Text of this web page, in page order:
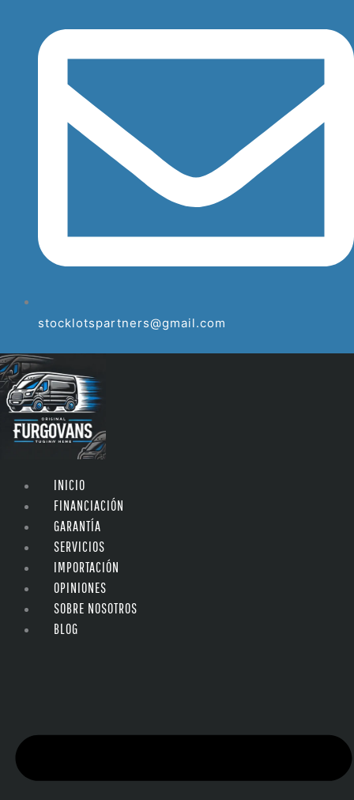
stocklotspartners@gmail.com
INICIO
FINANCIACIÓN
GARANTÍA
SERVICIOS
IMPORTACIÓN
OPINIONES
SOBRE NOSOTROS
BLOG